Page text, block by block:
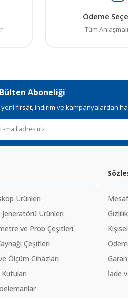
Ödeme
Tüm
Aboneliği
yeni fırsat, indirim ve kampanyalardan
Ürünleri
Jeneratörü Ürünleri
ve Prob Çeşitleri
Çeşitleri
Ölçüm Cihazları
Kutuları
İade